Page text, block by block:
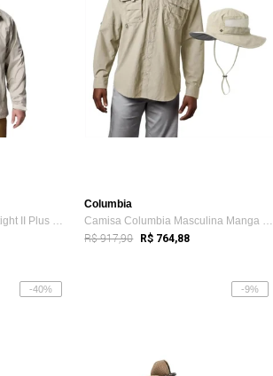
Jaqueta Columbia Watertight II Plus Size...
Columbia
Camisa Columbia Masculina Manga Longa Ba...
R$ 917,90 R$ 764,88
-40% -9%